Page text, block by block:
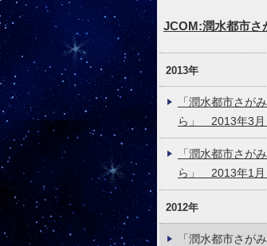
JCOM:潤水都市さ
2013年
「潤水都市さが
ら」 2013年3月
「潤水都市さが
ら」 2013年1月
2012年
「潤水都市さが